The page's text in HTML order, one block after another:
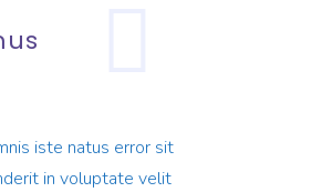
iste natus error sit
in voluptate velit